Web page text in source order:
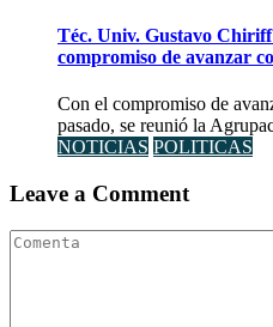
Téc. Univ. Gustavo
compromiso de avanzar
Con el compromiso de
pasado, se reunió la
NOTICIAS POLITICAS
Leave a Comment